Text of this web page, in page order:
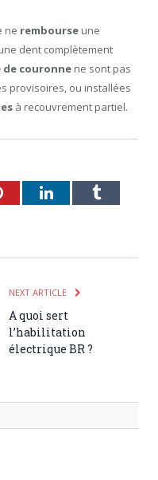
ne rembourse une
dent complètement
de couronne ne sont pas
provisoires, ou installées
à recouvrement partiel.
PinterestLinkedInTumblr
NEXT ARTICLE
A quoi sert
l’habilitation
électrique BR ?